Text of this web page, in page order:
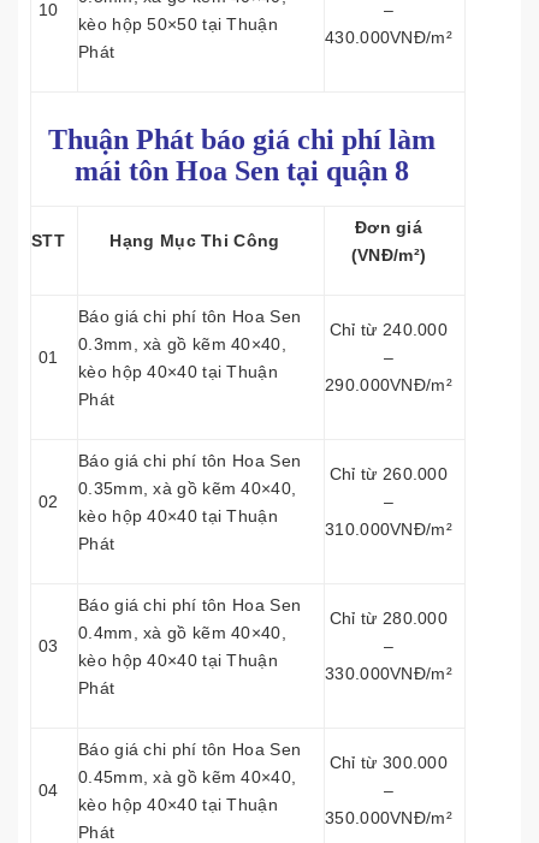
10
kèo hộp 50×50 tại Thuận
Phát
–
430.000VNĐ/m²
Thuận Phát báo giá chi phí làm
mái tôn Hoa Sen tại quận 8
STT Hạng Mục Thi Công
Đơn giá
(VNĐ/m²)
01
Báo giá chi phí tôn Hoa Sen
0.3mm, xà gồ kẽm 40×40,
kèo hộp 40×40 tại Thuận
Phát
Chỉ từ 240.000
–
290.000VNĐ/m²
02
Báo giá chi phí tôn Hoa Sen
0.35mm, xà gồ kẽm 40×40,
kèo hộp 40×40 tại Thuận
Phát
Chỉ từ 260.000
–
310.000VNĐ/m²
03
Báo giá chi phí tôn Hoa Sen
0.4mm, xà gồ kẽm 40×40,
kèo hộp 40×40 tại Thuận
Phát
Chỉ từ 280.000
–
330.000VNĐ/m²
04
Báo giá chi phí tôn Hoa Sen
0.45mm, xà gồ kẽm 40×40,
kèo hộp 40×40 tại Thuận
Phát
Chỉ từ 300.000
–
350.000VNĐ/m²